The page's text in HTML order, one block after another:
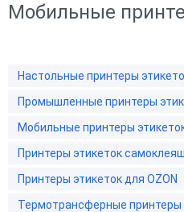
Мобильные
Настольные принтеры
Промышленные принтеры
Мобильные принтеры
Принтеры этикеток
Принтеры этикеток для OZON
Термотрансферные принтеры
По популярности
По цене, по возрастанию
По цене, по убыванию